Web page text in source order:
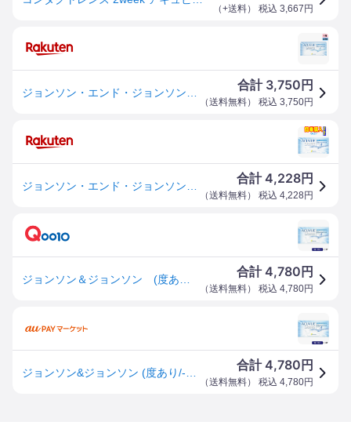
（+送料） 税込 3,667 円
合計 3,750 円
（送料無料） 税込 3,750円
合計4,228円
（送料無料） 税込 4,228 円
合計4,780 円
（送料無料） 税込 4,780円
合計4,780 円
（送料無料） 税込 4,780円